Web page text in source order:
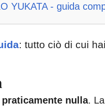
YUKATA - guida
: tutto ciò di cui
nulla.